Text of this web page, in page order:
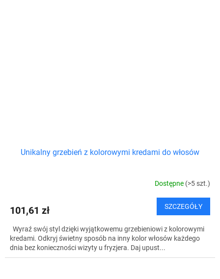
Unikalny grzebień z kolorowymi kredami do włosów
Dostępne (>5 szt.)
101,61 zł SZCZEGÓŁY
Wyraź swój styl dzięki wyjątkowemu grzebieniowi z kolorowymi
kredami. Odkryj świetny sposób na inny kolor włosów każdego
dnia bez konieczności wizyty u fryzjera. Daj upust...